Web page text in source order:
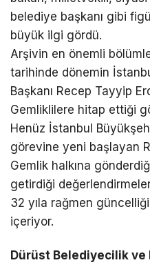
belediye başkanı gibi
büyük ilgi gördü.
Arşivin en önemli
tarihinde dönemin
Başkanı Recep Tayyip
Gemliklilere hitap ettiği
Henüz İstanbul
görevine yeni başlayan
Gemlik halkına
getirdiği
32 yıla rağmen
içeriyor.
Dürüst Belediyecilik ve